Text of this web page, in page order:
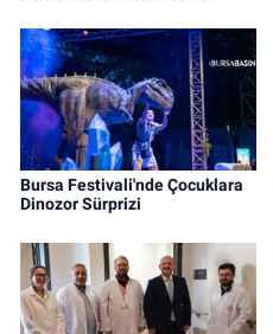
Bursa Festivali'nde Çocuklara
Dinozor Sürprizi